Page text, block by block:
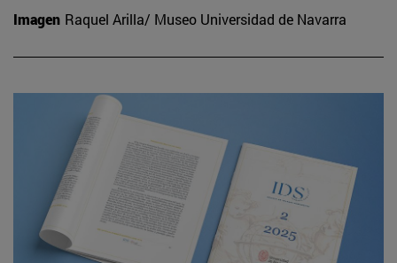
Imagen Raquel Arilla/ Museo Universidad de Navarra